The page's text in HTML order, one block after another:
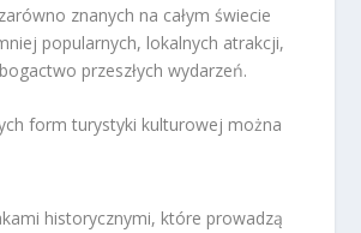
znanych na całym świecie
popularnych, lokalnych atrakcji,
przeszłych wydarzeń.
form turystyki kulturowej można
historycznymi, które prowadzą